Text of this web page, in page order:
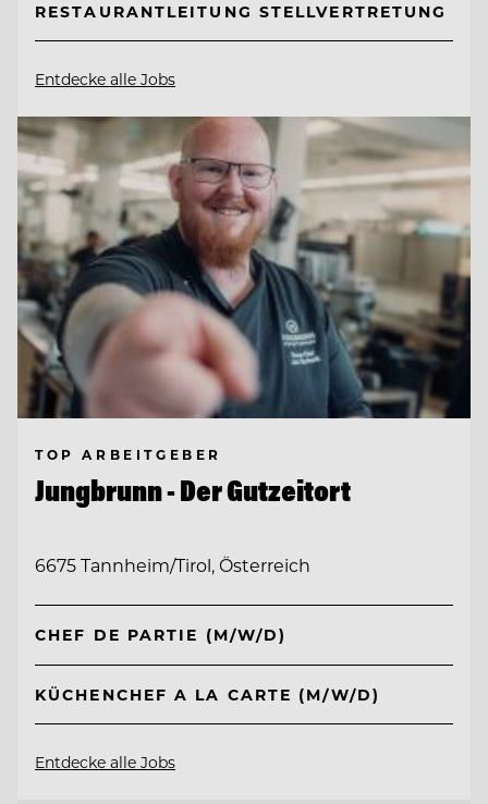
RESTAURANTLEITUNG STELLVERTRETUNG
Entdecke alle Jobs
TOP ARBEITGEBER
Jungbrunn - Der Gutzeitort
6675 Tannheim/Tirol, Österreich
CHEF DE PARTIE (M/W/D)
KÜCHENCHEF A LA CARTE (M/W/D)
Entdecke alle Jobs